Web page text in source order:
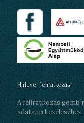
Hírlevél feliratkozás
A feliratkozás gomb
adataim kezeléséhez.